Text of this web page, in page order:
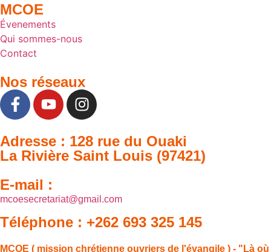
MCOE
Évenements
Qui sommes-nous
Contact
Nos réseaux
Adresse : 128 rue du Ouaki
La Rivière Saint Louis (97421)
E-mail :
mcoesecretariat@gmail.com
Téléphone : +262 693 325 145
MCOE ( mission chrétienne ouvriers de l'évangile ) - "Là où